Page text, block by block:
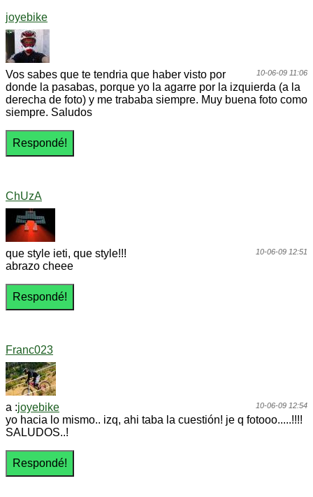
joyebike
10-06-09 11:06
Vos sabes que te tendria que haber visto por
donde la pasabas, porque yo la agarre por la izquierda (a la
derecha de foto) y me trababa siempre. Muy buena foto como
siempre. Saludos
ChUzA
10-06-09 12:51
que style ieti, que style!!!
abrazo cheee
Franc023
10-06-09 12:54
a :joyebike
yo hacia lo mismo.. izq, ahi taba la cuestión! je q fotooo.....!!!!
SALUDOS..!